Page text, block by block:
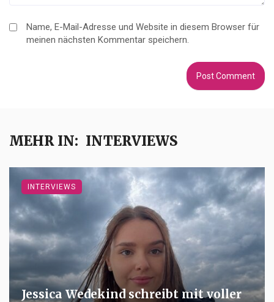
Name, E-Mail-Adresse und Website in diesem Browser für
meinen nächsten Kommentar speichern.
MEHR IN: INTERVIEWS
Jessica Wedekind schreibt mit voller
INTERVIEWS